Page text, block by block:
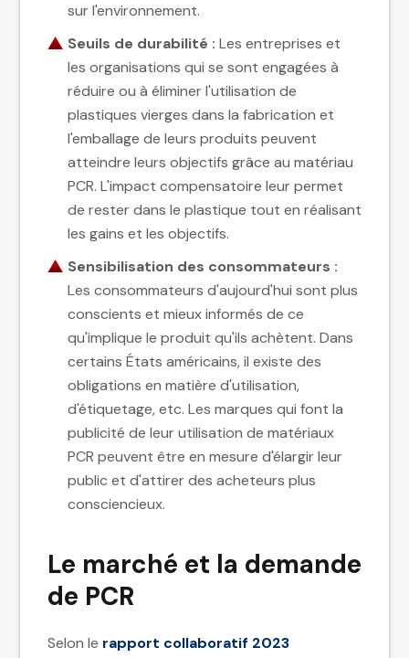
sur l'environnement.
Seuils de durabilité : Les entreprises et
les organisations qui se sont engagées à
réduire ou à éliminer l'utilisation de
plastiques vierges dans la fabrication et
l'emballage de leurs produits peuvent
atteindre leurs objectifs grâce au matériau
PCR. L'impact compensatoire leur permet
de rester dans le plastique tout en réalisant
les gains et les objectifs.
Sensibilisation des consommateurs :
Les consommateurs d'aujourd'hui sont plus
conscients et mieux informés de ce
qu'implique le produit qu'ils achètent. Dans
certains États américains, il existe des
obligations en matière d'utilisation,
d'étiquetage, etc. Les marques qui font la
publicité de leur utilisation de matériaux
PCR peuvent être en mesure d'élargir leur
public et d'attirer des acheteurs plus
consciencieux.
Le marché et la demande
de PCR
Selon le rapport collaboratif 2023